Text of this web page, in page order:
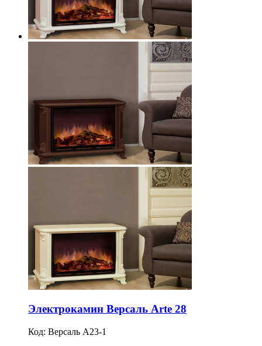
Электрокамин Версаль Arte 28
Код: Версаль A23-1